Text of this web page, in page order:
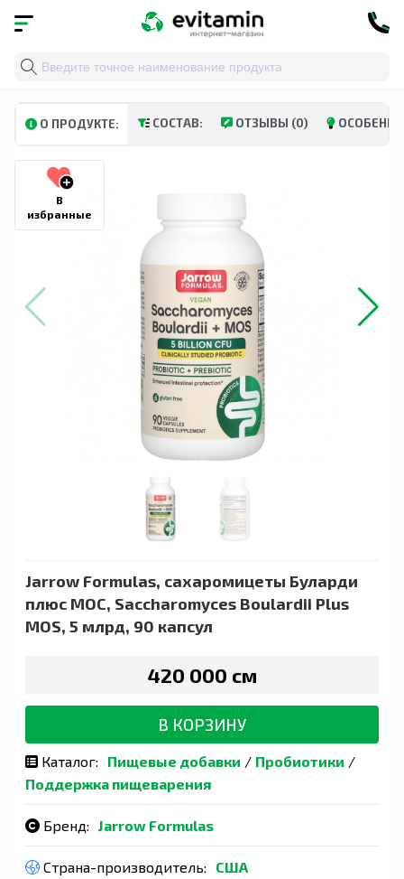
Главная Витамины и минералы
О ПРОДУКТЕ: СОСТАВ: ОТЗЫВЫ (0)
В
избранные
Jarrow Formulas, сахаромицеты Буларди
плюс МОС, Saccharomyces Boulardii Plus
MOS, 5 млрд, 90 капсул
420 000 сӯм
В КОРЗИНУ
Каталог: Пищевые добавки / Пробиотики /
Поддержка пищеварения
Бренд: Jarrow Formulas
Страна-производитель: США